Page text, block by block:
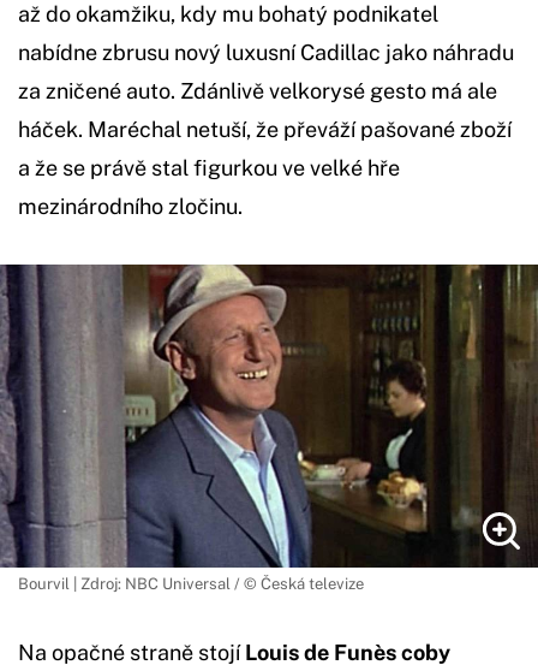
až do okamžiku, kdy mu bohatý podnikatel
nabídne zbrusu nový luxusní Cadillac jako náhradu
za zničené auto. Zdánlivě velkorysé gesto má ale
háček. Maréchal netuší, že převáží pašované zboží
a že se právě stal figurkou ve velké hře
mezinárodního zločinu.
Bourvil | Zdroj: NBC Universal / © Česká televize
Na opačné straně stojíLouis de Funès coby